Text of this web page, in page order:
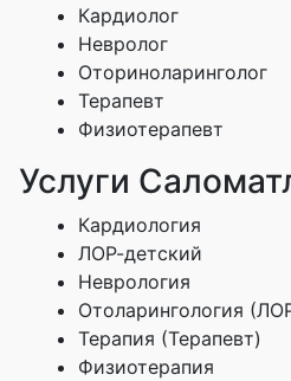
Кардиолог
Невролог
Оториноларинголог
Терапевт
Физиотерапевт
Услуги
Кардиология
ЛОР-детский
Неврология
Отоларингология
Терапия (Терапевт)
Физиотерапия